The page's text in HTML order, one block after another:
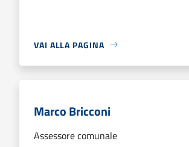
VAI ALLA PAGINA
Marco Bricconi
Assessore comunale